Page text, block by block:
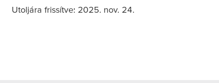
Utoljára frissítve: 2025. nov. 24.